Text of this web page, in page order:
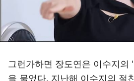
그런가하면 장도연은 이수지의
을 물었다. 지난해 이수지의 절